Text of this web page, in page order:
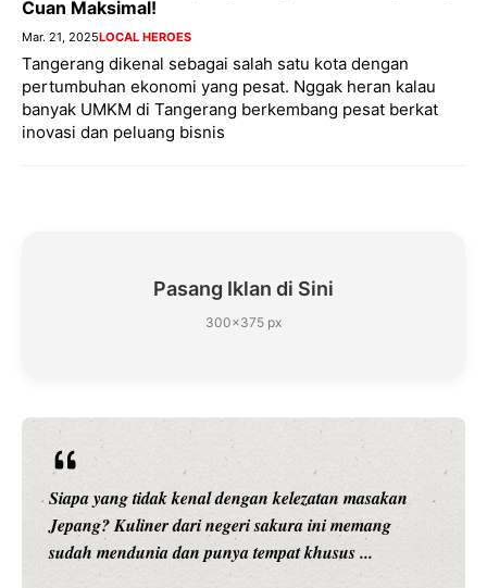
Cuan Maksimal!
Mar. 21, 2025LOCAL HEROES
Tangerang dikenal sebagai salah satu kota dengan
pertumbuhan ekonomi yang pesat. Nggak heran kalau
banyak UMKM di Tangerang berkembang pesat berkat
inovasi dan peluang bisnis
Pasang Iklan di Sini
300×375 px
Siapa yang tidak kenal dengan kelezatan masakan
Jepang? Kuliner dari negeri sakura ini memang
sudah mendunia dan punya tempat khusus ...